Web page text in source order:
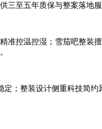
三至五年质保与整案落地服
准控温控湿；雪茄吧整
；整装设计侧重科技简